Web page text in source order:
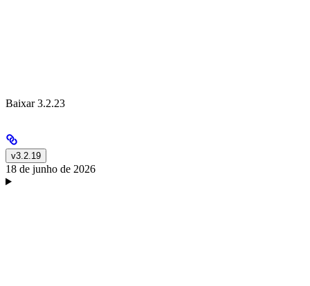
Baixar 3.2.23
v3.2.19
18 de junho de 2026